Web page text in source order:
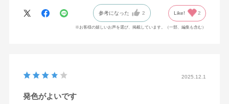
参考になった 2 Like! 2
※お客様の嬉しいお声を選び、掲載しています。（一部、編集も含む）
2025.12.1
発色がよいです